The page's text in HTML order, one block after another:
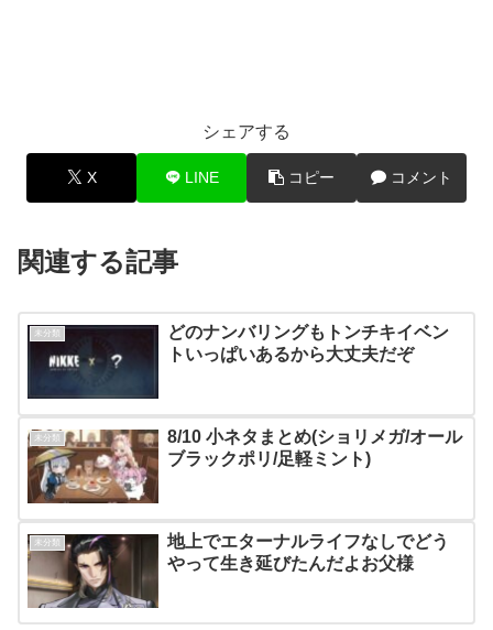
シェアする
X LINE コピー コメント
関連する記事
未分類
どのナンバリングもトンチキイベン
トいっぱいあるから大丈夫だぞ
未分類
8/10 小ネタまとめ(ショリメガ/オール
ブラックポリ/足軽ミント)
未分類
地上でエターナルライフなしでどう
やって生き延びたんだよお父様